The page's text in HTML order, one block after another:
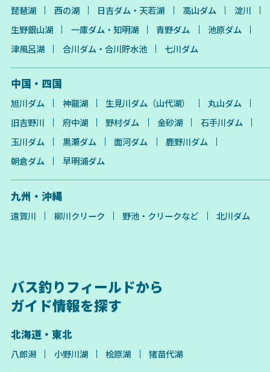
琵琶湖 西の湖 日吉ダム・天若湖 高山ダム
淀川
生野銀山湖
一庫ダム・知明湖 青野ダム
池原ダム
津風呂湖
合川ダム・合川貯水池 七川ダム
中国・四国
旭川ダム 神龍湖 生見川ダム（山代湖）
丸山ダム
旧吉野川
府中湖 野村ダム 金砂湖
石手川ダム
玉川ダム
黒瀬ダム 面河ダム
鹿野川ダム
朝倉ダム
早明浦ダム
九州・沖縄
遠賀川 柳川クリーク 野池・クリークなど 北川ダム
バス釣りフィールドから
ガイド情報を探す
北海道・東北
八郎潟 小野川湖 桧原湖 猪苗代湖